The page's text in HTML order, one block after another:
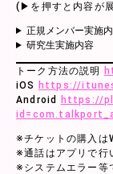
(▶を押すと内容が
正規メンバー実施
研究生実施内容
トーク方法の説明
iOS
https://
Android
https://
※チケットの購入は
※通話はアプリで行
※システムエラー